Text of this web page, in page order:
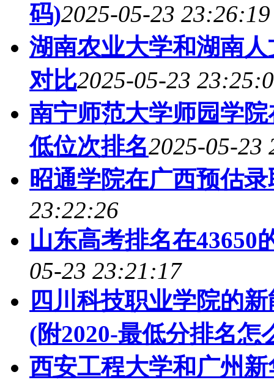
码)2025-05-23 23:26:19
湖南农业大学和湖南
对比2025-05-23
南宁师范大学师园学
低位次排名2025-05-23
昭通学院在广西预估
23:22:26
山东高考排名在43650
05-23 23:21:17
四川科技职业学院的
(附2020-最低分排名怎
西安工程大学和广州